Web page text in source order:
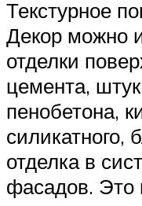
Текстурное
Декор можно
отделки
цемента,
пенобетона,
силикатного,
отделка в
фасадов. Это